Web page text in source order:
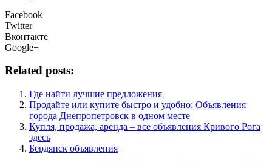
Facebook
Twitter
Вконтакте
Google+
Related posts:
Где найти лучшие предложения
Продайте или купите быстро и удобно: Объявления
города Днепропетровск в одном месте
Купля, продажа, аренда – все объявления Кривого Рога
здесь
Бердянск объявления